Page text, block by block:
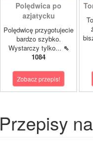
Polędwica po
azjatycku
Polędwicę przygotujecie
bardzo szybko.
Wystarczy tylko... ⇖
1084
Zobacz przepis!
Przepisy